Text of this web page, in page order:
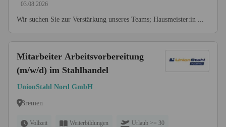
03.08.2026
Wir suchen Sie zur Verstärkung unseres Teams; Hausmeister:in ...
Mitarbeiter Arbeitsvorbereitung
(m/w/d) im Stahlhandel
UnionStahl Nord GmbH
Bremen
Vollzeit Weiterbildungen Urlaub >= 30